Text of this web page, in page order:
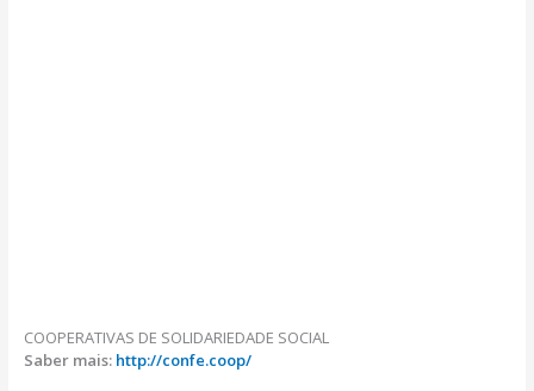
COOPERATIVAS DE SOLIDARIEDADE SOCIAL
Saber mais: http://confe.coop/